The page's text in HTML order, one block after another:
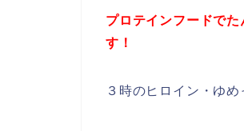
プロテインフードで
す！
３時のヒロイン・ゆ